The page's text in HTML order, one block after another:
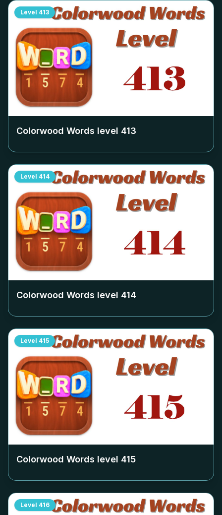
Level 413
Colorwood Words level 413
Level 414
Colorwood Words level 414
Level 415
Colorwood Words level 415
Level 416